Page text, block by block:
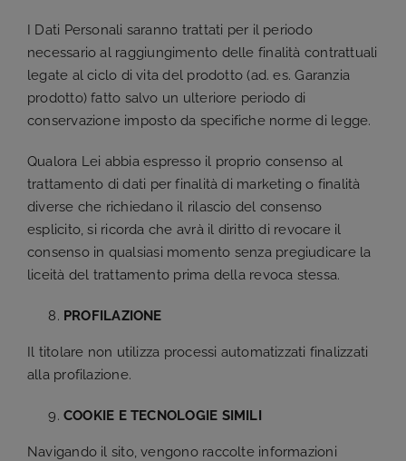
I Dati Personali saranno trattati per il periodo
necessario al raggiungimento delle finalità contrattuali
legate al ciclo di vita del prodotto (ad. es. Garanzia
prodotto) fatto salvo un ulteriore periodo di
conservazione imposto da specifiche norme di legge.
Qualora Lei abbia espresso il proprio consenso al
trattamento di dati per finalità di marketing o finalità
diverse che richiedano il rilascio del consenso
esplicito, si ricorda che avrà il diritto di revocare il
consenso in qualsiasi momento senza pregiudicare la
liceità del trattamento prima della revoca stessa.
PROFILAZIONE
Il titolare non utilizza processi automatizzati finalizzati
alla profilazione.
COOKIE E TECNOLOGIE SIMILI
Navigando il sito, vengono raccolte informazioni